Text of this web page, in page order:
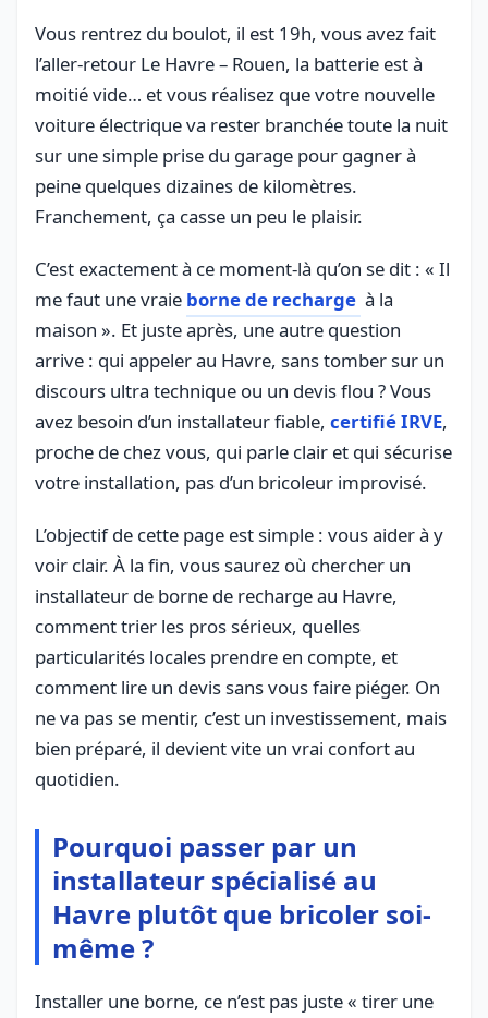
Vous rentrez du boulot, il est 19h, vous avez fait
l’aller-retour Le Havre – Rouen, la batterie est à
moitié vide… et vous réalisez que votre nouvelle
voiture électrique va rester branchée toute la nuit
sur une simple prise du garage pour gagner à
peine quelques dizaines de kilomètres.
Franchement, ça casse un peu le plaisir.
C’est exactement à ce moment-là qu’on se dit : « Il
me faut une vraie borne de recharge à la
maison ». Et juste après, une autre question
arrive : qui appeler au Havre, sans tomber sur un
discours ultra technique ou un devis flou ? Vous
avez besoin d’un installateur fiable, certifié IRVE,
proche de chez vous, qui parle clair et qui sécurise
votre installation, pas d’un bricoleur improvisé.
L’objectif de cette page est simple : vous aider à y
voir clair. À la fin, vous saurez où chercher un
installateur de borne de recharge au Havre,
comment trier les pros sérieux, quelles
particularités locales prendre en compte, et
comment lire un devis sans vous faire piéger. On
ne va pas se mentir, c’est un investissement, mais
bien préparé, il devient vite un vrai confort au
quotidien.
Pourquoi passer par un
installateur spécialisé au
Havre plutôt que bricoler soi-
même ?
Installer une borne, ce n’est pas juste « tirer une